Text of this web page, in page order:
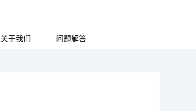
关于我们 问题解答